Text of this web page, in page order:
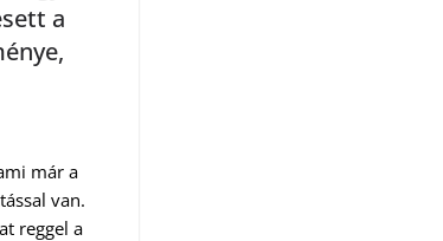
a
már a
van.
reggel a